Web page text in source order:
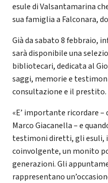
esule di Valsantamarina
sua famiglia a Falconara,
Già da sabato 8 febbraio,
sarà disponibile una
bibliotecari, dedicata al
saggi, memorie e
consultazione e il prestito.
«E’ importante ricordare –
Marco Giacanella – e
testimoni diretti, gli esuli,
coinvolgente, un monito
generazioni. Gli
rappresentano